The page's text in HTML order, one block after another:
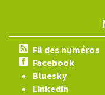
Fil des numéros
Facebook
Bluesky
Linkedin